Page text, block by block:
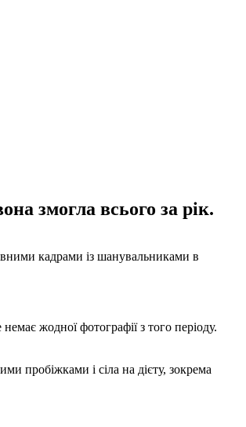
змогла всього за рік.
кадрами із шанувальниками в
жодної фотографії з того періоду.
пробіжками і сіла на дієту, зокрема